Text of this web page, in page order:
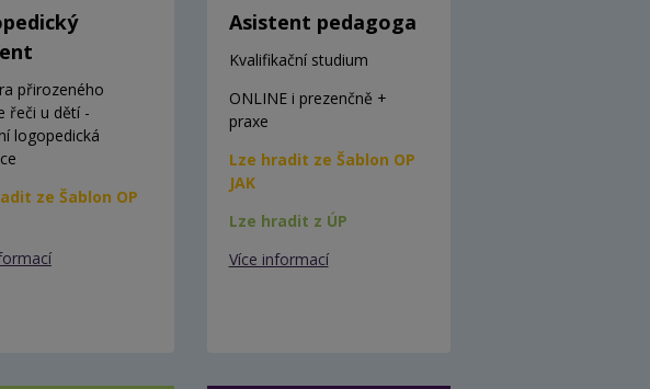
přirozeného
řeči u dětí -
logopedická
ze Šablon OP
Asistent pedagoga
Kvalifikační studium
ONLINE i prezenčně +
praxe
Lze hradit ze Šablon OP
JAK
Lze hradit z ÚP
Více informací